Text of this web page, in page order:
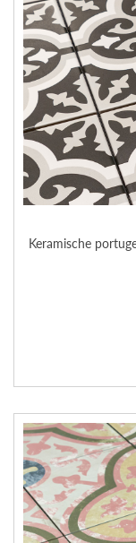
Keramische